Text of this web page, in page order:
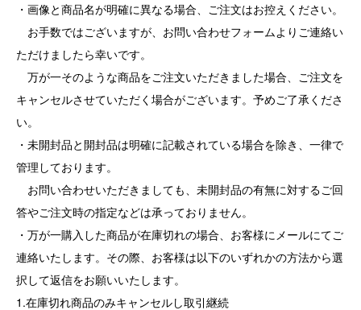
・画像と商品名が明確に異なる場合、ご注文はお控えください。
お手数ではございますが、お問い合わせフォームよりご連絡い
ただけましたら幸いです。
万が一そのような商品をご注文いただきました場合、ご注文を
キャンセルさせていただく場合がございます。予めご了承くださ
い。
・未開封品と開封品は明確に記載されている場合を除き、一律で
管理しております。
お問い合わせいただきましても、未開封品の有無に対するご回
答やご注文時の指定などは承っておりません。
・万が一購入した商品が在庫切れの場合、お客様にメールにてご
連絡いたします。その際、お客様は以下のいずれかの方法から選
択して返信をお願いいたします。
1.在庫切れ商品のみキャンセルし取引継続